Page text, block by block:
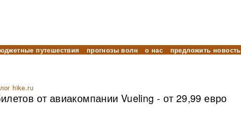
путешествия прогнозы волн о нас предложить новость
hike.ru
от авиакомпании Vueling - от 29,99 евро